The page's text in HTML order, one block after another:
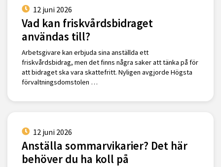
12 juni 2026
Vad kan friskvårdsbidraget
användas till?
Arbetsgivare kan erbjuda sina anställda ett
friskvårdsbidrag, men det finns några saker att tänka på för
att bidraget ska vara skattefritt. Nyligen avgjorde Högsta
förvaltningsdomstolen …
12 juni 2026
Anställa sommarvikarier? Det här
behöver du ha koll på